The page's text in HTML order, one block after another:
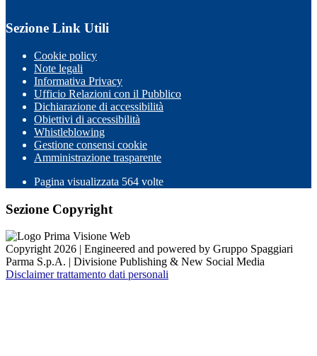
Sezione Link Utili
Cookie policy
Note legali
Informativa Privacy
Ufficio Relazioni con il Pubblico
Dichiarazione di accessibilità
Obiettivi di accessibilità
Whistleblowing
Gestione consensi cookie
Amministrazione trasparente
Pagina visualizzata 564 volte
Sezione Copyright
Copyright 2026 | Engineered and powered by Gruppo Spaggiari
Parma S.p.A. | Divisione Publishing & New Social Media
Disclaimer trattamento dati personali